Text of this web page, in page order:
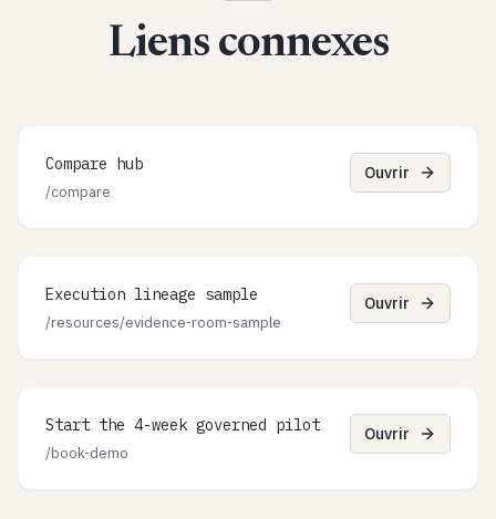
Liens connexes
Compare hub
/compare
Ouvrir
Execution lineage sample
/resources/evidence-room-sample
Ouvrir
Start the 4-week governed pilot
/book-demo
Ouvrir